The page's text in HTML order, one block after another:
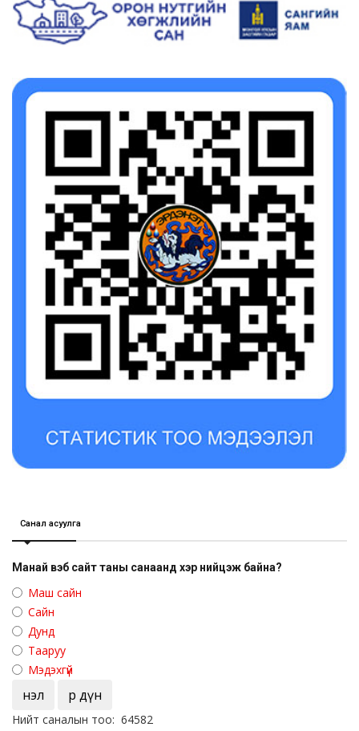
Санал асуулга
Манай вэб сайт таны санаанд хэр нийцэж байна?
Маш сайн
Сайн
Дунд
Тааруу
Мэдэхгүй
Үнэл Үр дүн
Нийт саналын тоо: 64582